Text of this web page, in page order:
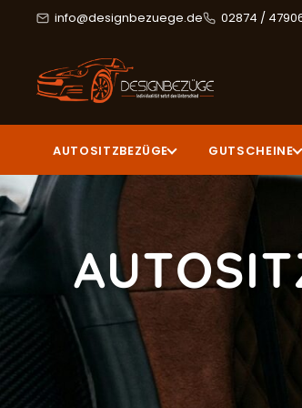
info@designbezuege.de 02874 /
AUTOSITZBEZÜGE GUTSCHEINE